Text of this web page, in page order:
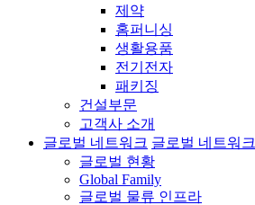
제약
홈퍼니싱
생활용품
전기전자
패키징
건설부문
고객사 소개
글로벌 네트워크 글로벌 네트워크
글로벌 현황
Global Family
글로벌 물류 인프라